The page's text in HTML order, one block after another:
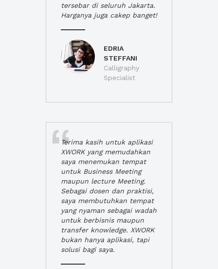
tersebar di seluruh Jakarta.
Harganya juga cakep banget!
EDRIA
STEFFANI
Calligraphy
Specialist
Terima kasih untuk aplikasi
XWORK yang memudahkan
saya menemukan tempat
untuk Business Meeting
maupun lecture Meeting.
Sebagai dosen dan praktisi,
saya membutuhkan tempat
yang nyaman sebagai wadah
untuk berbisnis maupun
transfer knowledge. XWORK
bukan hanya aplikasi, tapi
solusi bagi saya.